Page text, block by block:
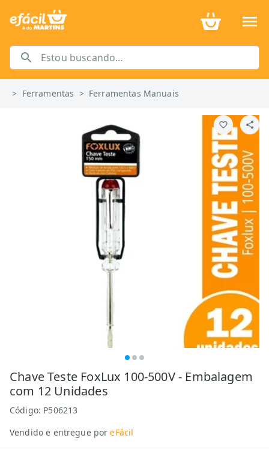
> Ferramentas > Ferramentas Manuais
Chave Teste FoxLux 100-500V - Embalagem
com 12 Unidades
Código: P506213
Vendido e entregue por eFácil